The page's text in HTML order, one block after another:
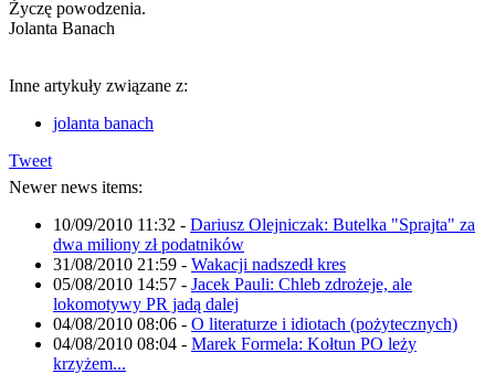
Życzę powodzenia.
Jolanta Banach
Inne artykuły związane z:
jolanta banach
Tweet
Newer news items:
10/09/2010 11:32 - Dariusz Olejniczak: Butelka "Sprajta" za
dwa miliony zł podatników
31/08/2010 21:59 - Wakacji nadszedł kres
05/08/2010 14:57 - Jacek Pauli: Chleb zdrożeje, ale
lokomotywy PR jadą dalej
04/08/2010 08:06 - O literaturze i idiotach (pożytecznych)
04/08/2010 08:04 - Marek Formela: Kołtun PO leży
krzyżem...